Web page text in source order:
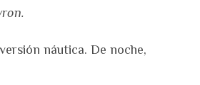
náutica. De noche,